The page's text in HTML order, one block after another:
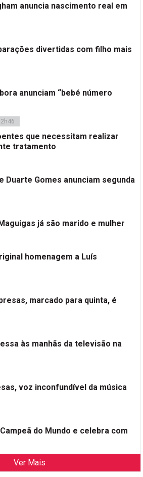
anuncia nascimento real em
divertidas com filho mais
anunciam “bebé número
que necessitam realizar
tratamento
Duarte Gomes anunciam segunda
já são marido e mulher
homenagem a Luís
marcado para quinta, é
às manhãs da televisão na
voz inconfundível da música
do Mundo e celebra com
Ver Mais